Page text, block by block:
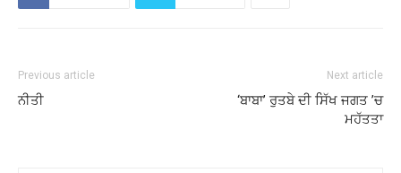
Previous article
ਨੀਤੀ
Next article
‘ਬਾਬਾ’ ਰੁਤਬੇ ਦੀ ਸਿੱਖ ਜਗਤ ’ਚ
ਮਹੱਤਤਾ